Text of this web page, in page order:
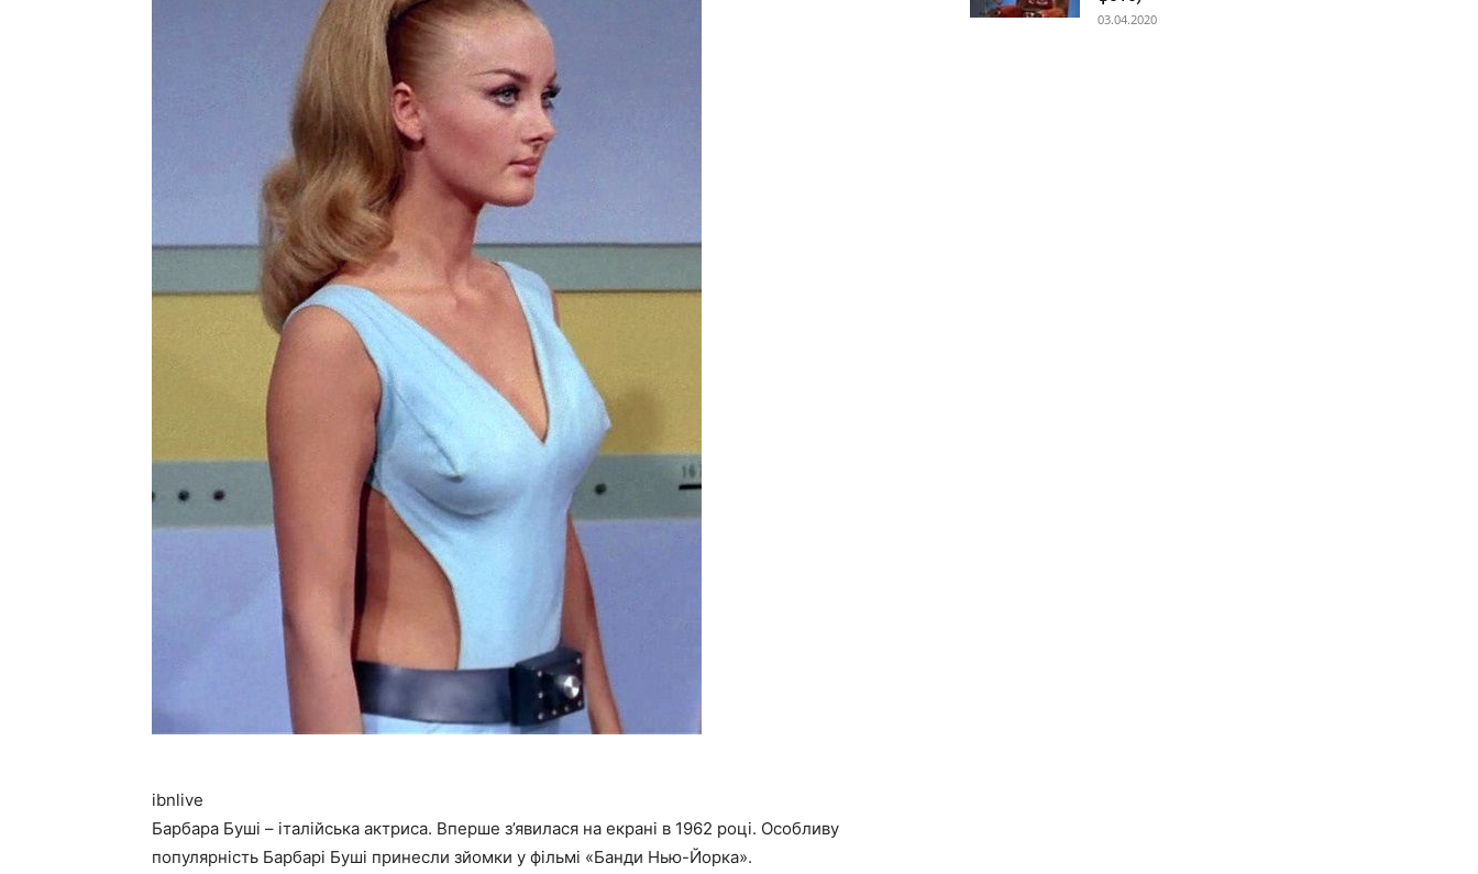
ibnlive
Барбара Буші – італійська актриса. Вперше з’явилася на екрані в 1962 році. Особливу
популярність Барбарі Буші принесли зйомки у фільмі «Банди Нью-Йорка».
03.04.2020